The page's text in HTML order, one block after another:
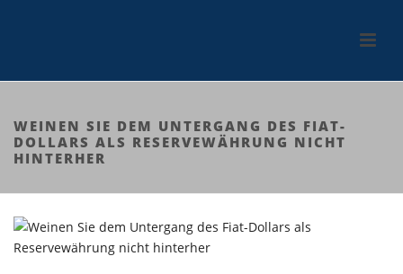
WEINEN SIE DEM UNTERGANG DES FIAT-
DOLLARS ALS RESERVEWÄHRUNG NICHT
HINTERHER